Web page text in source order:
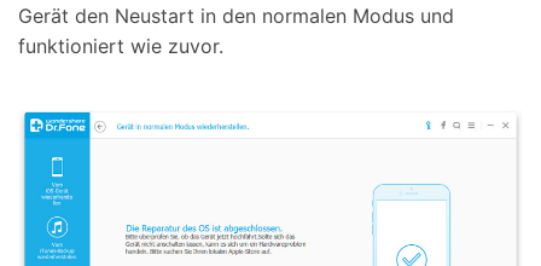
Gerät den Neustart in den normalen Modus und
funktioniert wie zuvor.